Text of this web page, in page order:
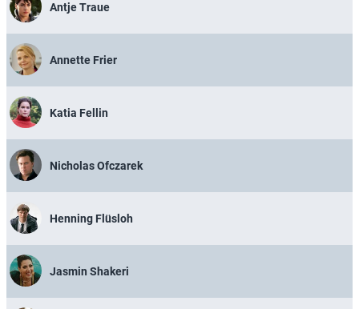
Antje Traue
Annette Frier
Katia Fellin
Nicholas Ofczarek
Henning Flüsloh
Jasmin Shakeri